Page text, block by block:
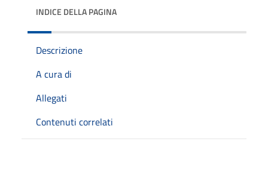
INDICE DELLA PAGINA
Descrizione
A cura di
Allegati
Contenuti correlati